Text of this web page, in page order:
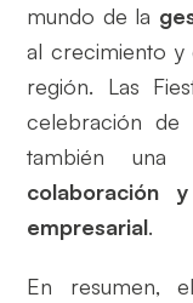
mundo de la
al crecimiento y
región. Las
celebración de
también una
colaboración
empresarial.
En resumen,